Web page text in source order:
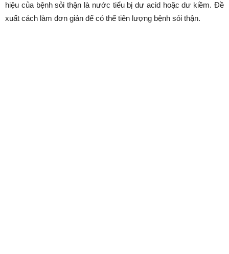
hiệu của bệnh sỏi thận là nước tiểu bị dư acid hoặc dư kiềm. Đề
xuất cách làm đơn giản để có thể tiên lượng bệnh sỏi thận.